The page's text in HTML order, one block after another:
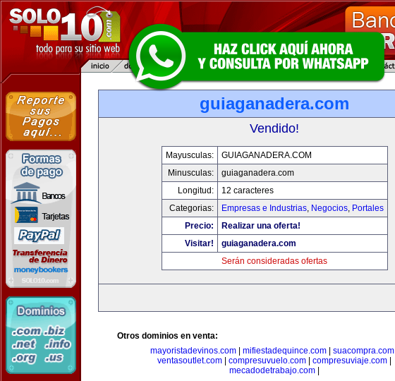
guiaganadera.com
Vendido!
Mayusculas:
GUIAGANADERA.COM
Minusculas:
guiaganadera.com
Longitud:
12 caracteres
Categorias:
Empresas e Industrias, Negocios, Portales
Precio:
Realizar una oferta!
Visitar!
guiaganadera.com
Serán consideradas ofertas
Otros dominios en venta:
mayoristadevinos.com
mifiestadequince.com suacompra.com
ventasoutlet.com
compresuvuelo.com compresuviaje.com
mecadodetrabajo.com